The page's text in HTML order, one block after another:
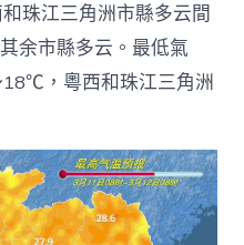
珠江三角洲市縣多云間
余市縣多云。最低氣
，粵西和珠江三角洲